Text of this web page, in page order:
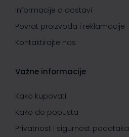
Informacije o dostavi
Povrat proizvoda i reklamacije
Kontaktirajte nas
Važne informacije
Kako kupovati
Kako do popusta
Privatnost i sigurnost podataka